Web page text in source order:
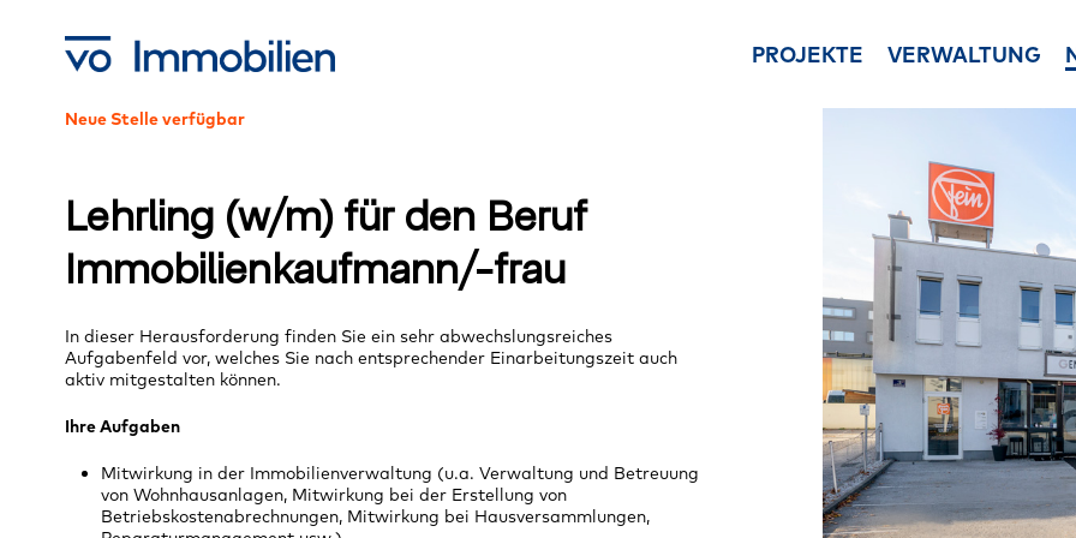
PROJEKTE VERWALTUNG
Unsere Ansprechpartner in
der Immobilienverwaltung
Leistungen
Unsere Leistungen in der
Hausverwaltung
Asset Management
Vermögensverwaltung
Real Estate Asset
Management
Downloads
Die wichtigsten
der Verwaltung im
Ganzheitliche
von Immobilien
Vermietung
Beratung und
im Vertrieb der
im
Mietwohnhaus
Entwicklung von
Bauträger
Neue Stelle verfügbar
Lehrling (w/m) für den Beruf
Immobilienkaufmann/-frau
In dieser Herausforderung finden Sie ein sehr abwechslungsreiches
Aufgabenfeld vor, welches Sie nach entsprechender Einarbeitungszeit auch
aktiv mitgestalten können.
Ihre Aufgaben
Mitwirkung in der Immobilienverwaltung (u.a. Verwaltung und Betreuung
von Wohnhausanlagen, Mitwirkung bei der Erstellung von
Betriebskostenabrechnungen, Mitwirkung bei Hausversammlungen,